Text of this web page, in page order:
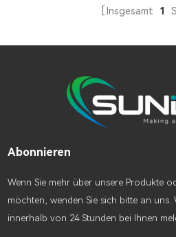
Insgesamt 1
Abonnieren
Wenn Sie mehr über unsere Produkte
möchten, wenden Sie sich bitte an uns.
innerhalb von 24 Stunden bei Ihnen